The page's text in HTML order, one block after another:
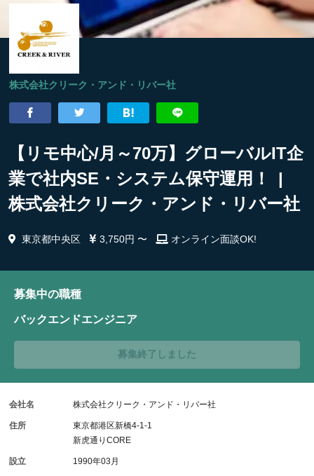
株式会社クリーク・アンド・リバー社
【リモ中心/月～70万】グローバルIT企
業で社内SE・システム保守運用！ |
株式会社クリーク・アンド・リバー社
東京都中央区 3,750円 〜 オンライン面談OK!
募集中の職種
バックエンドエンジニア
募集終了しました
会社名 株式会社クリーク・アンド・リバー社
住所
東京都港区新橋4-1-1
新虎通りCORE
設立 1990年03月